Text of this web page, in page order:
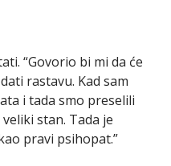
“Govorio bi mi da će
rastavu. Kad sam
i tada smo preselili
stan. Tada je
pravi psihopat.”